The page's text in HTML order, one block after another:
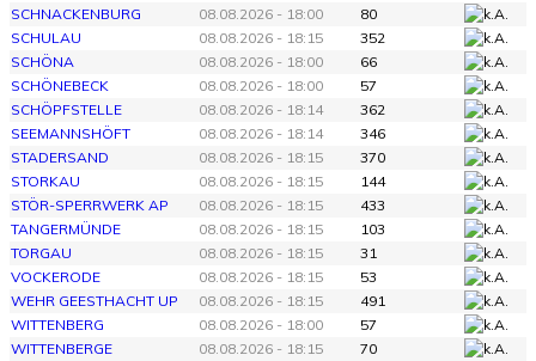
SCHNACKENBURG
08.08.2026 - 18:00
80
SCHULAU
08.08.2026 - 18:15
352
SCHÖNA
08.08.2026 - 18:00
66
SCHÖNEBECK
08.08.2026 - 18:00
57
SCHÖPFSTELLE
08.08.2026 - 18:14
362
SEEMANNSHÖFT
08.08.2026 - 18:14
346
STADERSAND
08.08.2026 - 18:15
370
STORKAU
08.08.2026 - 18:15
144
STÖR-SPERRWERK AP
08.08.2026 - 18:15
433
TANGERMÜNDE
08.08.2026 - 18:15
103
TORGAU
08.08.2026 - 18:15
31
VOCKERODE
08.08.2026 - 18:15
53
WEHR GEESTHACHT UP
08.08.2026 - 18:15
491
WITTENBERG
08.08.2026 - 18:00
57
WITTENBERGE
08.08.2026 - 18:15
70